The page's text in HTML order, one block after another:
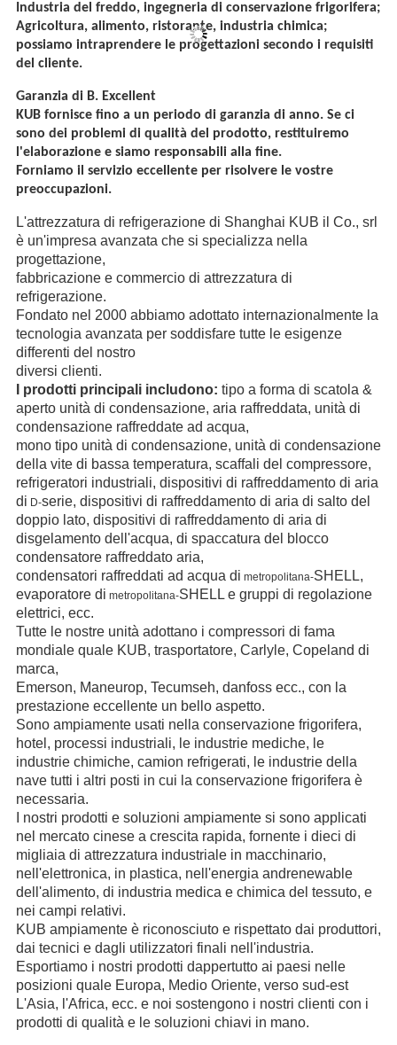
Industria del freddo, ingegneria di conservazione frigorifera;
Agricoltura, alimento, ristorante, industria chimica;
possiamo intraprendere le progettazioni secondo i requisiti
del cliente.
Garanzia di B. Excellent
KUB fornisce fino a un periodo di garanzia di anno. Se ci
sono dei problemi di qualità del prodotto, restituiremo
l'elaborazione e siamo responsabili alla fine.
Forniamo il servizio eccellente per risolvere le vostre
preoccupazioni.
L'attrezzatura di refrigerazione di Shanghai KUB il Co., srl
è un'impresa avanzata che si specializza nella
progettazione,
fabbricazione e commercio di attrezzatura di
refrigerazione.
Fondato nel 2000 abbiamo adottato internazionalmente la
tecnologia avanzata per soddisfare tutte le esigenze
differenti del nostro
diversi clienti.
I prodotti principali includono: tipo a forma di scatola &
aperto unità di condensazione, aria raffreddata, unità di
condensazione raffreddate ad acqua,
mono tipo unità di condensazione, unità di condensazione
della vite di bassa temperatura, scaffali del compressore,
refrigeratori industriali, dispositivi di raffreddamento di aria
di D-serie, dispositivi di raffreddamento di aria di salto del
doppio lato, dispositivi di raffreddamento di aria di
disgelamento dell'acqua, di spaccatura del blocco
condensatore raffreddato aria,
condensatori raffreddati ad acqua di metropolitana-SHELL,
evaporatore di metropolitana-SHELL e gruppi di regolazione
elettrici, ecc.
Tutte le nostre unità adottano i compressori di fama
mondiale quale KUB, trasportatore, Carlyle, Copeland di
marca,
Emerson, Maneurop, Tecumseh, danfoss ecc., con la
prestazione eccellente un bello aspetto.
Sono ampiamente usati nella conservazione frigorifera,
hotel, processi industriali, le industrie mediche, le
industrie chimiche, camion refrigerati, le industrie della
nave tutti i altri posti in cui la conservazione frigorifera è
necessaria.
I nostri prodotti e soluzioni ampiamente si sono applicati
nel mercato cinese a crescita rapida, fornente i dieci di
migliaia di attrezzatura industriale in macchinario,
nell'elettronica, in plastica, nell'energia andrenewable
dell'alimento, di industria medica e chimica del tessuto, e
nei campi relativi.
KUB ampiamente è riconosciuto e rispettato dai produttori,
dai tecnici e dagli utilizzatori finali nell'industria.
Esportiamo i nostri prodotti dappertutto ai paesi nelle
posizioni quale Europa, Medio Oriente, verso sud-est
L'Asia, l'Africa, ecc. e noi sostengono i nostri clienti con i
prodotti di qualità e le soluzioni chiavi in mano.